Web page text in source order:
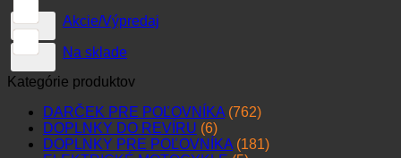
Akcie/Výpredaj
Na sklade
Kategórie produktov
DARČEK PRE POĽOVNÍKA (762)
DOPLNKY DO REVÍRU (6)
DOPLNKY PRE POĽOVNÍKA (181)